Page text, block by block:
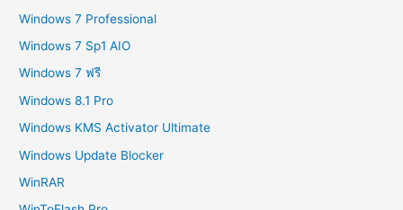
Windows 7 Professional
Windows 7 Sp1 AIO
Windows 7 ฟรี
Windows 8.1 Pro
Windows KMS Activator Ultimate
Windows Update Blocker
WinRAR